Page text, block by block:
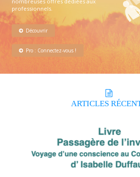
professionnels.
Découvrir
Pro : Connectez-vous !
ARTICLES